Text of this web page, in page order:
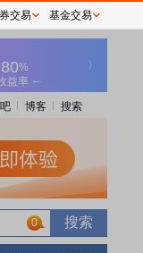
博客 搜索
0
交易 基金交易